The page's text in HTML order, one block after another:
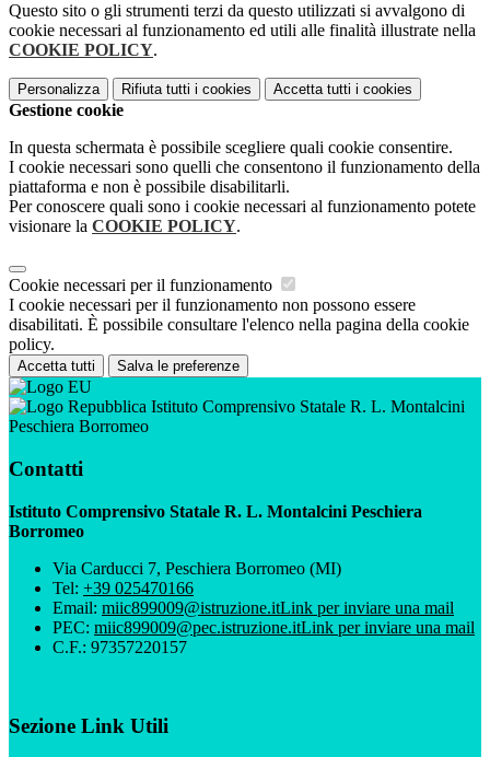
Questo sito o gli strumenti terzi da questo utilizzati si avvalgono di
cookie necessari al funzionamento ed utili alle finalità illustrate nella
COOKIE POLICY.
Personalizza Rifiuta tutti i cookies Accetta tutti i cookies
Gestione cookie
In questa schermata è possibile scegliere quali cookie consentire.
I cookie necessari sono quelli che consentono il funzionamento della
piattaforma e non è possibile disabilitarli.
Per conoscere quali sono i cookie necessari al funzionamento potete
visionare la COOKIE POLICY.
Cookie necessari per il funzionamento
I cookie necessari per il funzionamento non possono essere
disabilitati. È possibile consultare l'elenco nella pagina della cookie
policy.
Accetta tutti Salva le preferenze
Istituto Comprensivo Statale R. L. Montalcini
Peschiera Borromeo
Contatti
Istituto Comprensivo Statale R. L. Montalcini Peschiera
Borromeo
Via Carducci 7, Peschiera Borromeo (MI)
Tel: +39 025470166
Email: miic899009@istruzione.itLink per inviare una mail
PEC: miic899009@pec.istruzione.itLink per inviare una mail
C.F.: 97357220157
Sezione Link Utili